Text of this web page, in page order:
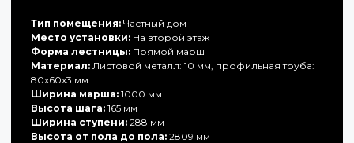
Тип помещения: Частный дом
Место установки: На второй этаж
Форма лестницы: Прямой марш
Материал: Листовой металл: 10 мм, профильная труба:
80х60х3 мм
Ширина марша: 1000 мм
Высота шага: 165 мм
Ширина ступени: 288 мм
Высота от пола до пола: 2809 мм